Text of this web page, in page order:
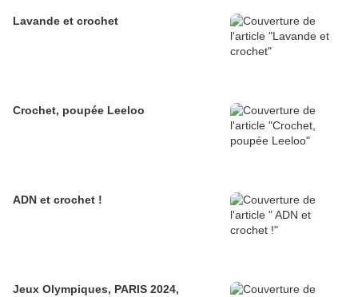
Lavande et crochet
Crochet, poupée Leeloo
ADN et crochet !
Jeux Olympiques, PARIS 2024,